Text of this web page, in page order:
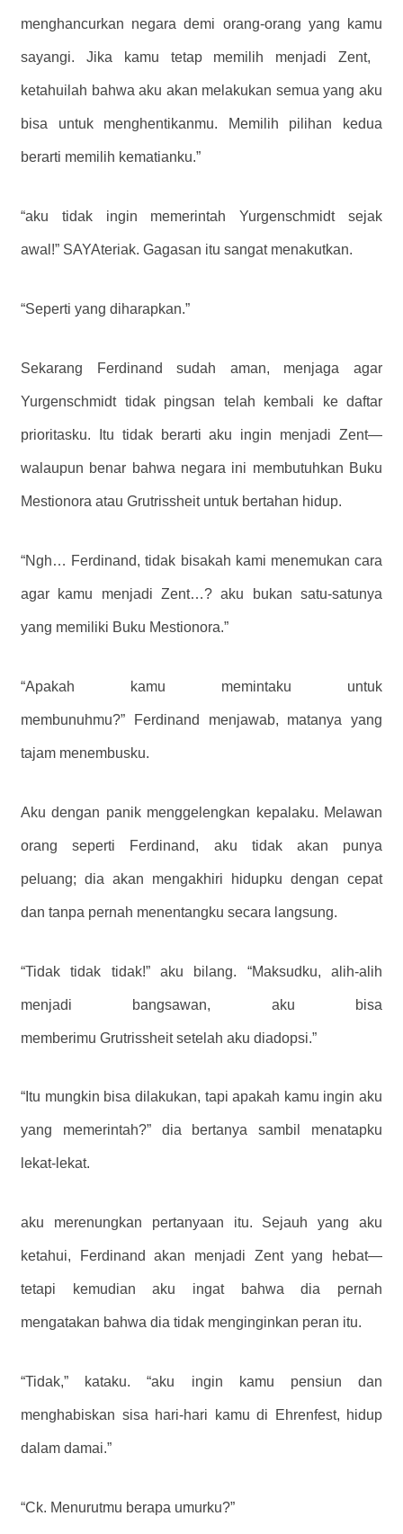
menghancurkan negara demi orang-orang yang kamu
sayangi. Jika kamu tetap memilih menjadi Zent, ​​
ketahuilah bahwa aku akan melakukan semua yang aku
bisa untuk menghentikanmu. Memilih pilihan kedua
berarti memilih kematianku.”
“aku tidak ingin memerintah Yurgenschmidt sejak
awal!” SAYAteriak. Gagasan itu sangat menakutkan.
“Seperti yang diharapkan.”
Sekarang Ferdinand sudah aman, menjaga agar
Yurgenschmidt tidak pingsan telah kembali ke daftar
prioritasku. Itu tidak berarti aku ingin menjadi Zent—
walaupun benar bahwa negara ini membutuhkan Buku
Mestionora atau Grutrissheit untuk bertahan hidup.
“Ngh… Ferdinand, tidak bisakah kami menemukan cara
agar kamu menjadi Zent…? aku bukan satu-satunya
yang memiliki Buku Mestionora.”
“Apakah kamu memintaku untuk
membunuhmu?” Ferdinand menjawab, matanya yang
tajam menembusku.
Aku dengan panik menggelengkan kepalaku. Melawan
orang seperti Ferdinand, aku tidak akan punya
peluang; dia akan mengakhiri hidupku dengan cepat
dan tanpa pernah menentangku secara langsung.
“Tidak tidak tidak!” aku bilang. “Maksudku, alih-alih
menjadi bangsawan, aku bisa
memberimu Grutrissheit setelah aku diadopsi.”
“Itu mungkin bisa dilakukan, tapi apakah kamu ingin aku
yang memerintah?” dia bertanya sambil menatapku
lekat-lekat.
aku merenungkan pertanyaan itu. Sejauh yang aku
ketahui, Ferdinand akan menjadi Zent yang hebat—
tetapi kemudian aku ingat bahwa dia pernah
mengatakan bahwa dia tidak menginginkan peran itu.
“Tidak,” kataku. “aku ingin kamu pensiun dan
menghabiskan sisa hari-hari kamu di Ehrenfest, hidup
dalam damai.”
“Ck. Menurutmu berapa umurku?”